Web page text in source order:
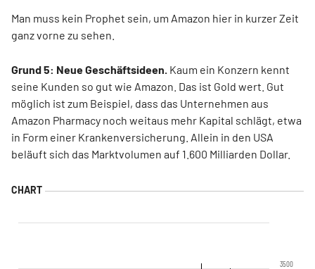
Man muss kein Prophet sein, um Amazon hier in kurzer Zeit
ganz vorne zu sehen.
Grund 5: Neue Geschäftsideen. Kaum ein Konzern kennt
seine Kunden so gut wie Amazon. Das ist Gold wert. Gut
möglich ist zum Beispiel, dass das Unternehmen aus
Amazon Pharmacy noch weitaus mehr Kapital schlägt, etwa
in Form einer Krankenversicherung. Allein in den USA
beläuft sich das Marktvolumen auf 1.600 Milliarden Dollar.
3500